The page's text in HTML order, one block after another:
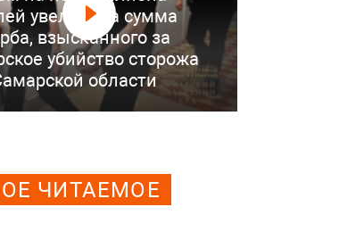
увеличена сумма
взысканного за
убийство сторожа
области
ЧИТАЕМОЕ